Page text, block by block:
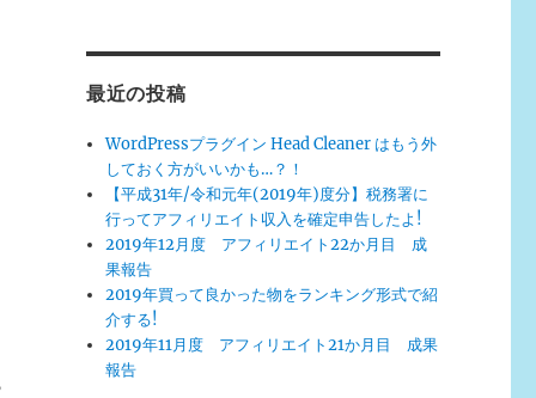
最近の投稿
WordPressプラグイン Head Cleaner はもう外
しておく方がいいかも…？！
【平成31年/令和元年(2019年)度分】税務署に
行ってアフィリエイト収入を確定申告したよ!
2019年12月度 アフィリエイト22か月目 成
果報告
2019年買って良かった物をランキング形式で紹
介する!
2019年11月度 アフィリエイト21か月目 成果
報告